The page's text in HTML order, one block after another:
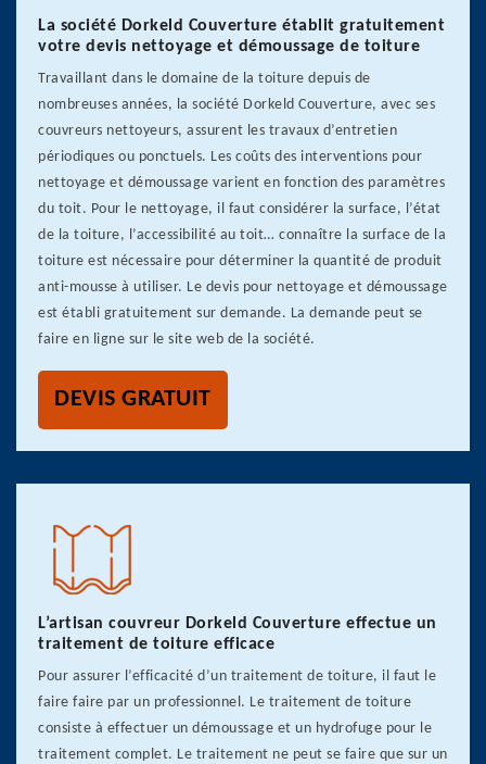
La société Dorkeld Couverture établit gratuitement
votre devis nettoyage et démoussage de toiture
Travaillant dans le domaine de la toiture depuis de
nombreuses années, la société Dorkeld Couverture, avec ses
couvreurs nettoyeurs, assurent les travaux d’entretien
périodiques ou ponctuels. Les coûts des interventions pour
nettoyage et démoussage varient en fonction des paramètres
du toit. Pour le nettoyage, il faut considérer la surface, l’état
de la toiture, l’accessibilité au toit… connaître la surface de la
toiture est nécessaire pour déterminer la quantité de produit
anti-mousse à utiliser. Le devis pour nettoyage et démoussage
est établi gratuitement sur demande. La demande peut se
faire en ligne sur le site web de la société.
DEVIS GRATUIT
L’artisan couvreur Dorkeld Couverture effectue un
traitement de toiture efficace
Pour assurer l’efficacité d’un traitement de toiture, il faut le
faire faire par un professionnel. Le traitement de toiture
consiste à effectuer un démoussage et un hydrofuge pour le
traitement complet. Le traitement ne peut se faire que sur un